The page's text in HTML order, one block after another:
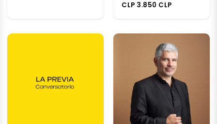
CLP 3.850 CLP